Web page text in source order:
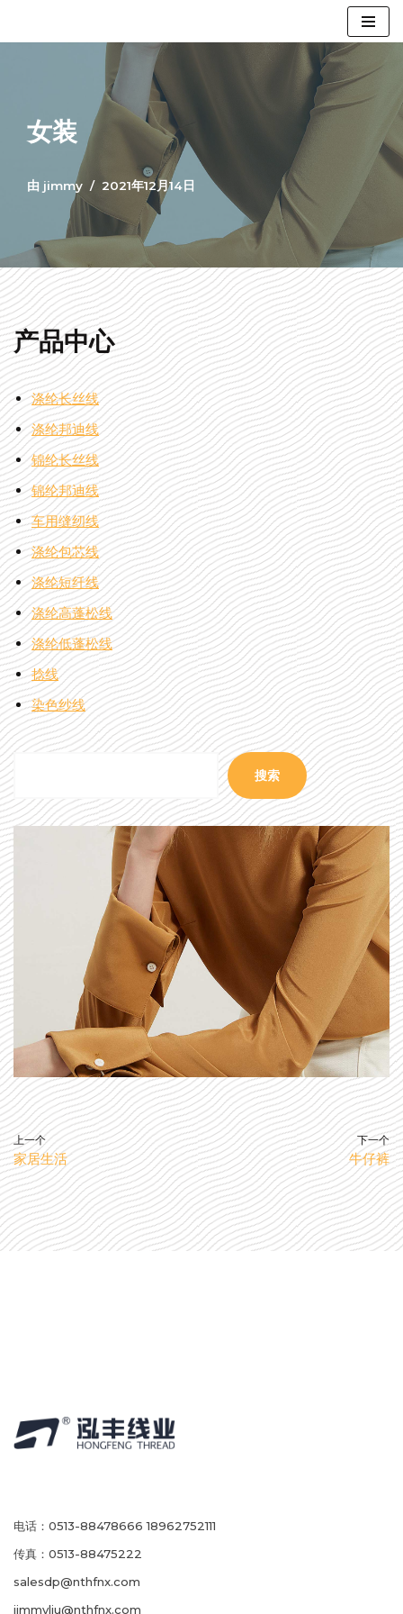
跳
女装
由 jimmy 2021年12月14日
产品中心
涤纶长丝线
涤纶邦迪线
锦纶长丝线
锦纶邦迪线
车用缝纫线
涤纶包芯线
涤纶短纤线
涤纶高蓬松线
涤纶低蓬松线
捻线
染色纱线
搜索
上一个
家居生活
下一个
牛仔裤
电话：0513-88478666 18962752111
传真：0513-88475222
salesdp@nthfnx.com
jimmyliu@nthfnx.com